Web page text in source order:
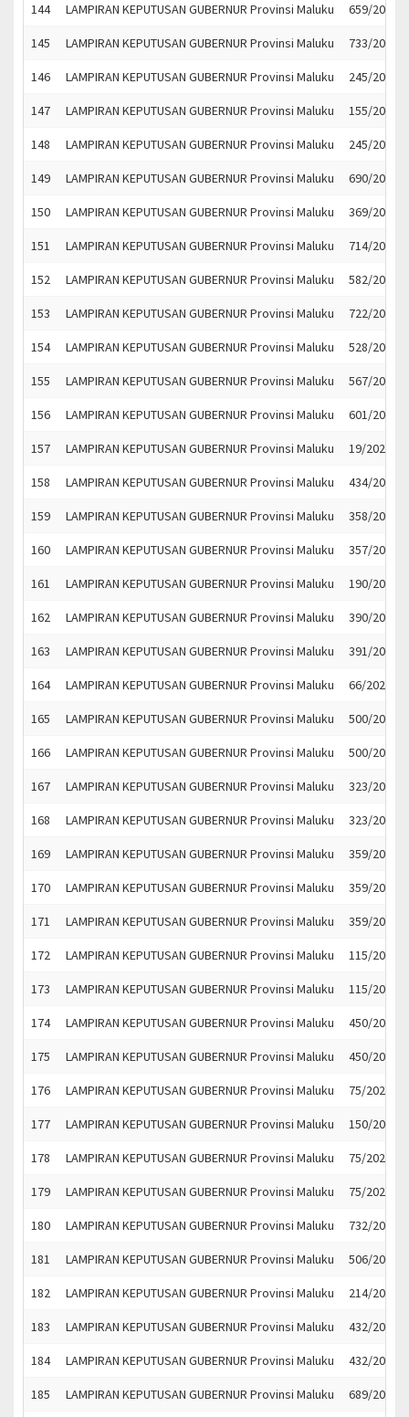
144 LAMPIRAN KEPUTUSAN GUBERNUR Provinsi Maluku 659/2021
145 LAMPIRAN KEPUTUSAN GUBERNUR Provinsi Maluku 733/2021
146 LAMPIRAN KEPUTUSAN GUBERNUR Provinsi Maluku 245/2021
147 LAMPIRAN KEPUTUSAN GUBERNUR Provinsi Maluku 155/2021
148 LAMPIRAN KEPUTUSAN GUBERNUR Provinsi Maluku 245/2021
149 LAMPIRAN KEPUTUSAN GUBERNUR Provinsi Maluku 690/2021
150 LAMPIRAN KEPUTUSAN GUBERNUR Provinsi Maluku 369/2021
151 LAMPIRAN KEPUTUSAN GUBERNUR Provinsi Maluku 714/2021
152 LAMPIRAN KEPUTUSAN GUBERNUR Provinsi Maluku 582/2021
153 LAMPIRAN KEPUTUSAN GUBERNUR Provinsi Maluku 722/2021
154 LAMPIRAN KEPUTUSAN GUBERNUR Provinsi Maluku 528/2021
155 LAMPIRAN KEPUTUSAN GUBERNUR Provinsi Maluku 567/2021
156 LAMPIRAN KEPUTUSAN GUBERNUR Provinsi Maluku 601/2021
157 LAMPIRAN KEPUTUSAN GUBERNUR Provinsi Maluku 19/2021
158 LAMPIRAN KEPUTUSAN GUBERNUR Provinsi Maluku 434/2021
159 LAMPIRAN KEPUTUSAN GUBERNUR Provinsi Maluku 358/2021
160 LAMPIRAN KEPUTUSAN GUBERNUR Provinsi Maluku 357/2021
161 LAMPIRAN KEPUTUSAN GUBERNUR Provinsi Maluku 190/2021
162 LAMPIRAN KEPUTUSAN GUBERNUR Provinsi Maluku 390/2021
163 LAMPIRAN KEPUTUSAN GUBERNUR Provinsi Maluku 391/2021
164 LAMPIRAN KEPUTUSAN GUBERNUR Provinsi Maluku 66/2021
165 LAMPIRAN KEPUTUSAN GUBERNUR Provinsi Maluku 500/2021
166 LAMPIRAN KEPUTUSAN GUBERNUR Provinsi Maluku 500/2021
167 LAMPIRAN KEPUTUSAN GUBERNUR Provinsi Maluku 323/2021
168 LAMPIRAN KEPUTUSAN GUBERNUR Provinsi Maluku 323/2021
169 LAMPIRAN KEPUTUSAN GUBERNUR Provinsi Maluku 359/2021
170 LAMPIRAN KEPUTUSAN GUBERNUR Provinsi Maluku 359/2021
171 LAMPIRAN KEPUTUSAN GUBERNUR Provinsi Maluku 359/2021
172 LAMPIRAN KEPUTUSAN GUBERNUR Provinsi Maluku 115/2021
173 LAMPIRAN KEPUTUSAN GUBERNUR Provinsi Maluku 115/2021
174 LAMPIRAN KEPUTUSAN GUBERNUR Provinsi Maluku 450/2021
175 LAMPIRAN KEPUTUSAN GUBERNUR Provinsi Maluku 450/2021
176 LAMPIRAN KEPUTUSAN GUBERNUR Provinsi Maluku 75/2021
177 LAMPIRAN KEPUTUSAN GUBERNUR Provinsi Maluku 150/2021
178 LAMPIRAN KEPUTUSAN GUBERNUR Provinsi Maluku 75/2021
179 LAMPIRAN KEPUTUSAN GUBERNUR Provinsi Maluku 75/2021
180 LAMPIRAN KEPUTUSAN GUBERNUR Provinsi Maluku 732/2021
181 LAMPIRAN KEPUTUSAN GUBERNUR Provinsi Maluku 506/2021
182 LAMPIRAN KEPUTUSAN GUBERNUR Provinsi Maluku 214/2021
183 LAMPIRAN KEPUTUSAN GUBERNUR Provinsi Maluku 432/2021
184 LAMPIRAN KEPUTUSAN GUBERNUR Provinsi Maluku 432/2021
185 LAMPIRAN KEPUTUSAN GUBERNUR Provinsi Maluku 689/2021